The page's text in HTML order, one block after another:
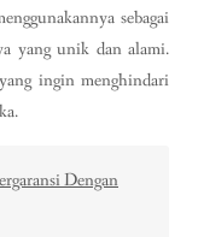
sebagai
yang unik dan alami.
ingin menghindari
Dengan